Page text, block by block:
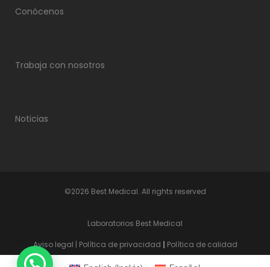
Conócenos
Trabaja con nosotros
Noticias
©2026 Best Medical. All rights reserved
Laboratorios Best Medical
Aviso legal | Política de privacidad | Política de calidad